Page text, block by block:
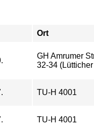
Ort
GH Amrumer
32-34
TU-H 4001
TU-H 4001